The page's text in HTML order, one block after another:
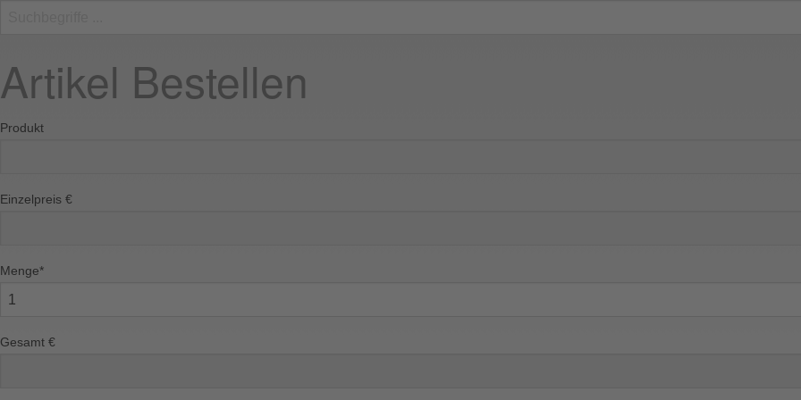
Artikel Bestellen
Produkt
Einzelpreis €
Menge*
Gesamt €